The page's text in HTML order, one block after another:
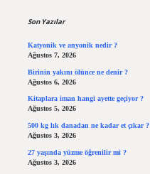
Son Yazılar
Katyonik ve anyonik nedir ?
Ağustos 7, 2026
Birinin yakını ölünce ne denir ?
Ağustos 6, 2026
Kitaplara iman hangi ayette geçiyor ?
Ağustos 5, 2026
500 kg lık danadan ne kadar et çıkar ?
Ağustos 3, 2026
27 yaşında yüzme öğrenilir mi ?
Ağustos 3, 2026